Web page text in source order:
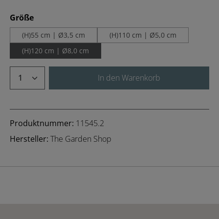
Größeauswählen
(H)55 cm | Ø3,5 cm
(H)110 cm | Ø5,0 cm
(H)120 cm | Ø8,0 cm
Produkt Anzahl: Gib den
In den Warenkorb
Produktnummer: 11545.2
Hersteller: The Garden Shop